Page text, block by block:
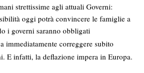
strettissime agli attuali Governi:
oggi potrà convincere le famiglie a
i governi saranno obbligati
a immediatamente correggere subito
E infatti, la deflazione impera in Europa.